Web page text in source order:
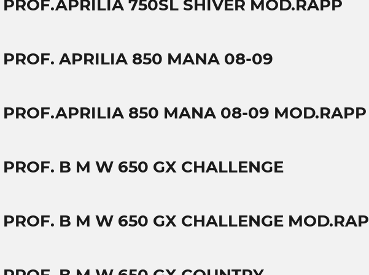
PROF.APRILIA 750SL SHIVER MOD.RAPP
PROF. APRILIA 850 MANA 08-09
PROF.APRILIA 850 MANA 08-09 MOD.RAPP
PROF. B M W 650 GX CHALLENGE
PROF. B M W 650 GX CHALLENGE MOD.RAP